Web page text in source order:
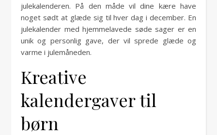
julekalenderen. På den måde vil dine kære have
noget sødt at glæde sig til hver dag i december. En
julekalender med hjemmelavede søde sager er en
unik og personlig gave, der vil sprede glæde og
varme i julemåneden.
Kreative
kalendergaver til
børn